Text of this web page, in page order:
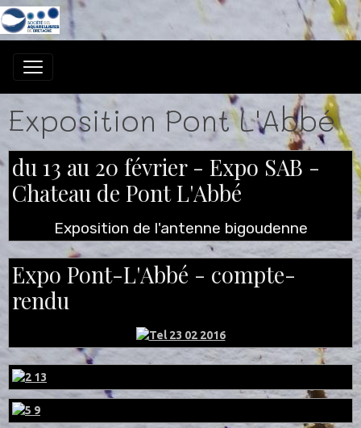
Exposition Pont L'Abbé
du 13 au 20 février - Expo SAB -
Chateau de Pont L'Abbé
Exposition de l'antenne bigoudenne
Expo Pont-L'Abbé - compte-
rendu